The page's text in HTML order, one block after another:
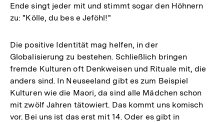
Ende singt jeder mit und stimmt sogar den Höhnern
zu: "Kölle, du bes e Jeföhl!"
Die positive Identität mag helfen, in der
Globalisierung zu bestehen. Schließlich bringen
fremde Kulturen oft Denkweisen und Rituale mit, die
anders sind. In Neuseeland gibt es zum Beispiel
Kulturen wie die Maori, da sind alle Mädchen schon
mit zwölf Jahren tätowiert. Das kommt uns komisch
vor. Bei uns ist das erst mit 14. Oder es gibt in